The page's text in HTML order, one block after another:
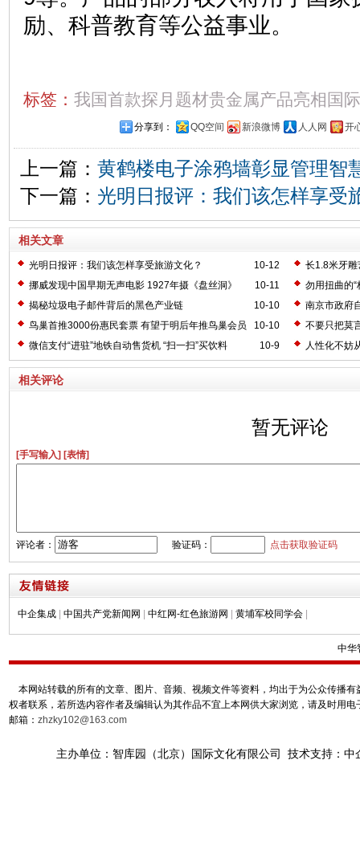
励、科普教育等公益事业。
标签： 我国首款探月题材贵金属产品亮相国
分享到： QQ空间 新浪微博 人人网 开
上一篇： 黄鹤楼电子涂鸦墙彰显管理智
下一篇： 光明日报评：我们该怎样享受
相关文章
10-12
光明日报评：我们该怎样享受旅游文化？
长1.8米牙
10-11
挪威发现中国早期无声电影 1927年摄《盘丝洞》
勿用扭曲的“
10-10
揭秘垃圾电子邮件背后的黑色产业链
南京市政府
10-10
鸟巢首推3000份惠民套票 有望于明后年推鸟巢会员
卡
不要只把莫
10-9
微信支付“进驻”地铁自动售货机 “扫一扫”买饮料 人性化不妨
相关评论
暂无评论
[手写输入] [表情]
评论者： 验证码： 点击获取验证码
中企集成 | 中国共产党新闻网 | 中红网-红色旅游网 | 黄埔军校同学会 |
中华
本网站转载的所有的文章、图片、音频、视频文件等资料，均出于为公众传播
权者联系，若所选内容作者及编辑认为其作品不宜上本网供大家浏览，请及时用
邮箱： zhzky102@163.com
主办单位：智库园（北京）国际文化有限公司 技术支持：